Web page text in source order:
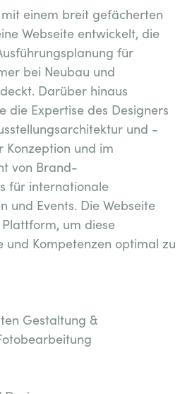
einem breit gefächerten
Webseite entwickelt, die
für
bei Neubau und
Darüber hinaus
die Expertise des Designers
und -
Konzeption und im
von Brand-
für internationale
und Events. Die Webseite
um diese
und Kompetenzen optimal zu
Gestaltung &